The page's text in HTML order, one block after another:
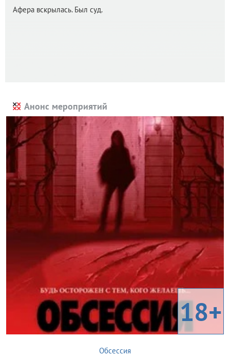
Афера вскрылась. Был суд.
Анонс мероприятий
18+
Обсессия